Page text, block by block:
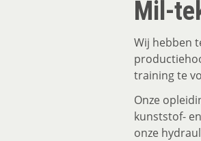
Mil-
Wij hebben
training te
Onze
kunststof- en
onze